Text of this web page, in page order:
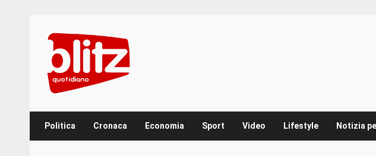
content
Politica Cronaca Economia Sport Video Lifestyle Notizia